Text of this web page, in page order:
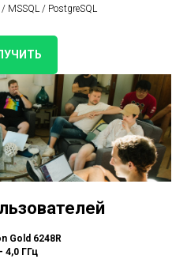
MSSQL / PostgreSQL
Gold 6248R
4,0 ГГц